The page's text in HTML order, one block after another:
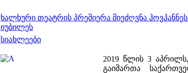
ხალხური თეატრის პრემიერა მიეძღვნა
იუბილეს
სიახლეები
2019 წლის 3
გაიმართა